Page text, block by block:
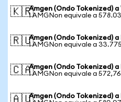
🇰🇷Amgen (Ondo Tokenized)
1 AMGNon equivale a
🇷🇺Amgen (Ondo Tokenized) a
1 AMGNon equivale a
🇨🇦Amgen (Ondo Tokenized)
1 AMGNon equivale a
🇦🇺Amgen (Ondo Tokenized)